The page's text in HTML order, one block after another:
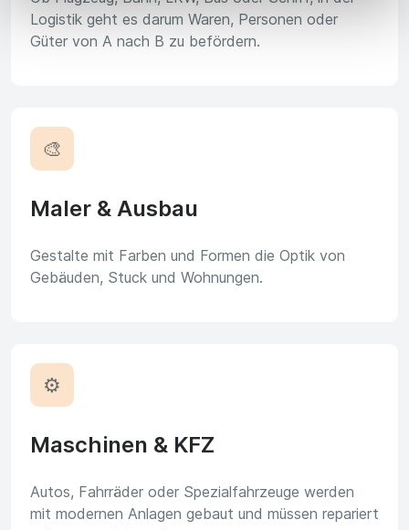
Logistik geht es darum Waren, Personen oder
Güter von A nach B zu befördern.
🎨
Maler & Ausbau
Gestalte mit Farben und Formen die Optik von
Gebäuden, Stuck und Wohnungen.
⚙️
Maschinen & KFZ
Autos, Fahrräder oder Spezialfahrzeuge werden
mit modernen Anlagen gebaut und müssen repariert